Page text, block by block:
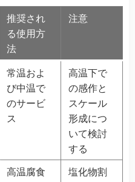
推奨され
る使用方
法
注意
常温およ
び中温で
のサービ
ス
高温下で
の感作と
スケール
形成につ
いて検討
する
高温腐食
塩化物割